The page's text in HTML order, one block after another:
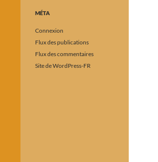
MÉTA
Connexion
Flux des publications
Flux des commentaires
Site de WordPress-FR